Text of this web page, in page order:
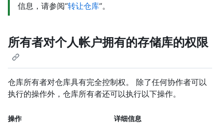
信息，请参阅“转让仓库”。
所有者对个人帐户拥有的存储库的权限
仓库所有者对仓库具有完全控制权。 除了任何协作者可以
执行的操作外，仓库所有者还可以执行以下操作。
操作 详细信息